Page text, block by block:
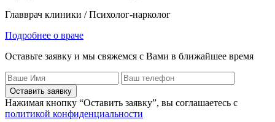
Главврач клиники / Психолог-нарколог
Подробнее о враче
Оставьте заявку и мы свяжемся с Вами в ближайшее время
Оставить заявку
Нажимая кнопку “Оставить заявку”, вы соглашаетесь с
политикой конфиденциальности